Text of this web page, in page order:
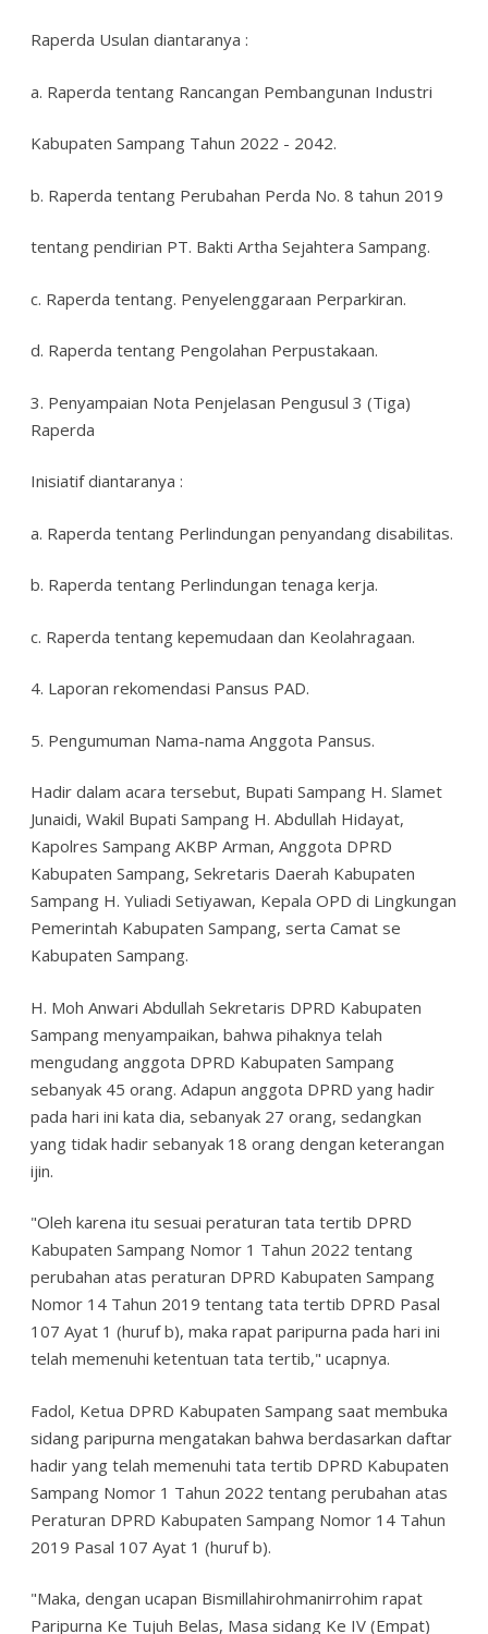
Raperda Usulan diantaranya :
a. Raperda tentang Rancangan Pembangunan Industri
Kabupaten Sampang Tahun 2022 - 2042.
b. Raperda tentang Perubahan Perda No. 8 tahun 2019
tentang pendirian PT. Bakti Artha Sejahtera Sampang.
c. Raperda tentang. Penyelenggaraan Perparkiran.
d. Raperda tentang Pengolahan Perpustakaan.
3. Penyampaian Nota Penjelasan Pengusul 3 (Tiga)
Raperda
Inisiatif diantaranya :
a. Raperda tentang Perlindungan penyandang disabilitas.
b. Raperda tentang Perlindungan tenaga kerja.
c. Raperda tentang kepemudaan dan Keolahragaan.
4. Laporan rekomendasi Pansus PAD.
5. Pengumuman Nama-nama Anggota Pansus.
Hadir dalam acara tersebut, Bupati Sampang H. Slamet
Junaidi, Wakil Bupati Sampang H. Abdullah Hidayat,
Kapolres Sampang AKBP Arman, Anggota DPRD
Kabupaten Sampang, Sekretaris Daerah Kabupaten
Sampang H. Yuliadi Setiyawan, Kepala OPD di Lingkungan
Pemerintah Kabupaten Sampang, serta Camat se
Kabupaten Sampang.
H. Moh Anwari Abdullah Sekretaris DPRD Kabupaten
Sampang menyampaikan, bahwa pihaknya telah
mengudang anggota DPRD Kabupaten Sampang
sebanyak 45 orang. Adapun anggota DPRD yang hadir
pada hari ini kata dia, sebanyak 27 orang, sedangkan
yang tidak hadir sebanyak 18 orang dengan keterangan
ijin.
"Oleh karena itu sesuai peraturan tata tertib DPRD
Kabupaten Sampang Nomor 1 Tahun 2022 tentang
perubahan atas peraturan DPRD Kabupaten Sampang
Nomor 14 Tahun 2019 tentang tata tertib DPRD Pasal
107 Ayat 1 (huruf b), maka rapat paripurna pada hari ini
telah memenuhi ketentuan tata tertib," ucapnya.
Fadol, Ketua DPRD Kabupaten Sampang saat membuka
sidang paripurna mengatakan bahwa berdasarkan daftar
hadir yang telah memenuhi tata tertib DPRD Kabupaten
Sampang Nomor 1 Tahun 2022 tentang perubahan atas
Peraturan DPRD Kabupaten Sampang Nomor 14 Tahun
2019 Pasal 107 Ayat 1 (huruf b).
"Maka, dengan ucapan Bismillahirohmanirrohim rapat
Paripurna Ke Tujuh Belas, Masa sidang Ke IV (Empat)